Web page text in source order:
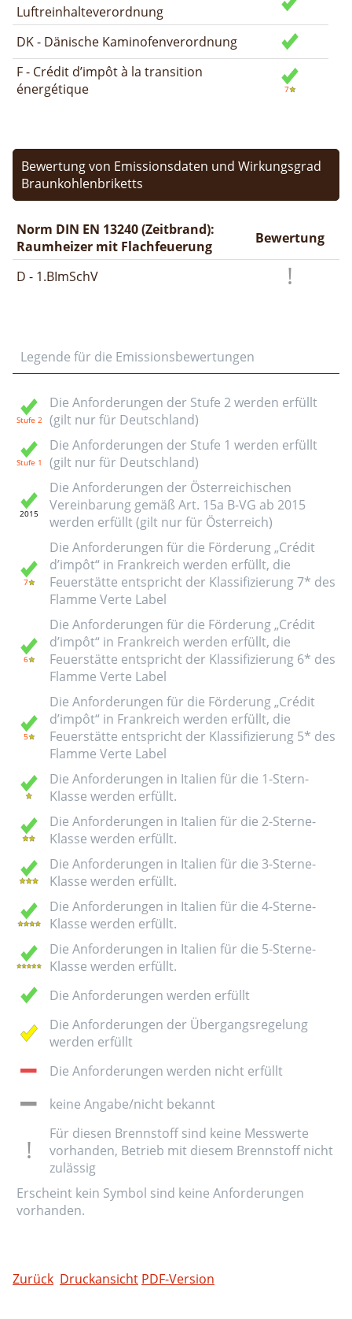
Luftreinhalteverordnung
DK - Dänische Kaminofenverordnung
F - Crédit d’impôt à la transition
énergétique
Bewertung von Emissionsdaten und Wirkungsgrad
Braunkohlenbriketts
Norm DIN EN 13240 (Zeitbrand):
Raumheizer mit Flachfeuerung
Bewertung
D - 1.BImSchV
Legende für die Emissionsbewertungen
Die Anforderungen der Stufe 2 werden erfüllt
(gilt nur für Deutschland)
Die Anforderungen der Stufe 1 werden erfüllt
(gilt nur für Deutschland)
Die Anforderungen der Österreichischen
Vereinbarung gemäß Art. 15a B-VG ab 2015
werden erfüllt (gilt nur für Österreich)
Die Anforderungen für die Förderung „Crédit
d’impôt“ in Frankreich werden erfüllt, die
Feuerstätte entspricht der Klassifizierung 7* des
Flamme Verte Label
Die Anforderungen für die Förderung „Crédit
d’impôt“ in Frankreich werden erfüllt, die
Feuerstätte entspricht der Klassifizierung 6* des
Flamme Verte Label
Die Anforderungen für die Förderung „Crédit
d’impôt“ in Frankreich werden erfüllt, die
Feuerstätte entspricht der Klassifizierung 5* des
Flamme Verte Label
Die Anforderungen in Italien für die 1-Stern-
Klasse werden erfüllt.
Die Anforderungen in Italien für die 2-Sterne-
Klasse werden erfüllt.
Die Anforderungen in Italien für die 3-Sterne-
Klasse werden erfüllt.
Die Anforderungen in Italien für die 4-Sterne-
Klasse werden erfüllt.
Die Anforderungen in Italien für die 5-Sterne-
Klasse werden erfüllt.
Die Anforderungen werden erfüllt
Die Anforderungen der Übergangsregelung
werden erfüllt
Die Anforderungen werden nicht erfüllt
keine Angabe/nicht bekannt
Für diesen Brennstoff sind keine Messwerte
vorhanden, Betrieb mit diesem Brennstoff nicht
zulässig
Erscheint kein Symbol sind keine Anforderungen
vorhanden.
Zurück Druckansicht PDF-Version